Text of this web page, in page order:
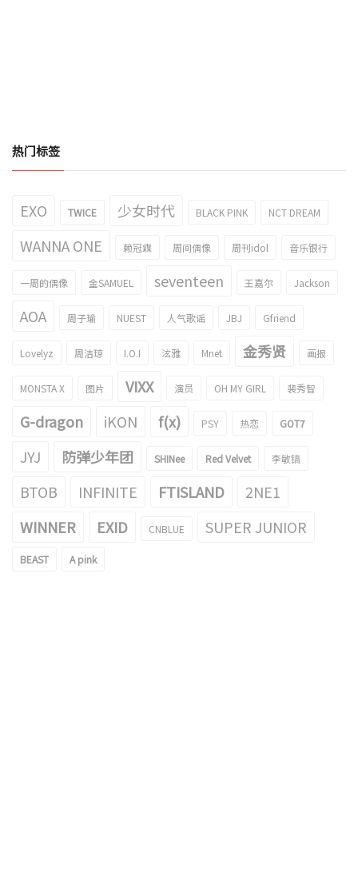
热门标签
EXO TWICE 少女时代 BLACK PINK NCT DREAM
WANNA ONE 赖冠霖 周间偶像 周刊idol 音乐银行
一周的偶像 金SAMUEL seventeen 王嘉尔 Jackson
AOA 周子瑜 NUEST 人气歌谣 JBJ Gfriend
Lovelyz 周洁琼 I.O.I 泫雅 Mnet 金秀贤 画报
MONSTA X 图片 VIXX 演员 OH MY GIRL 裴秀智
G-dragon iKON f(x) PSY 热恋 GOT7
JYJ 防弹少年团 SHINee Red Velvet 李敏镐
BTOB INFINITE FTISLAND
2NE1
WINNER
EXID CNBLUE SUPER JUNIOR
BEAST A pink